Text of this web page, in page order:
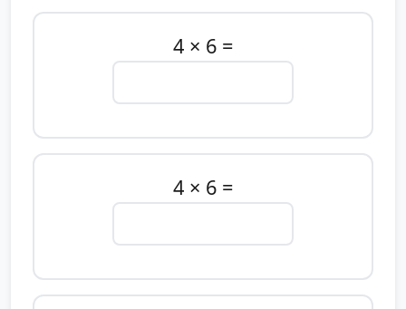
4 × 6 =
4 × 6 =